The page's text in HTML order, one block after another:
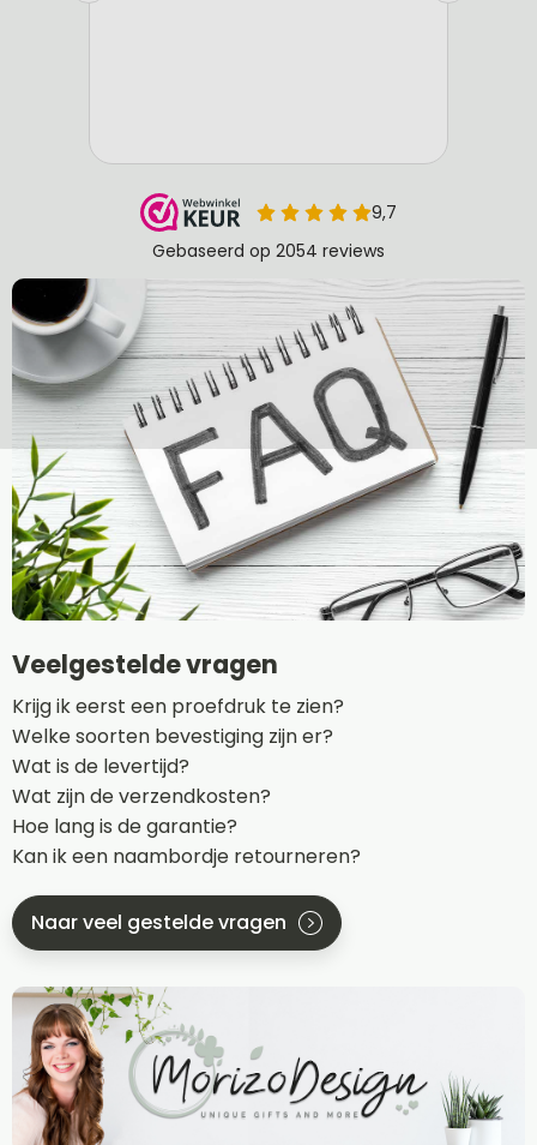
Veelgestelde vragen
Krijg ik eerst een proefdruk te zien?
Welke soorten bevestiging zijn er?
Wat is de levertijd?
Wat zijn de verzendkosten?
Hoe lang is de garantie?
Kan ik een naambordje retourneren?
Naar veel gestelde vragen